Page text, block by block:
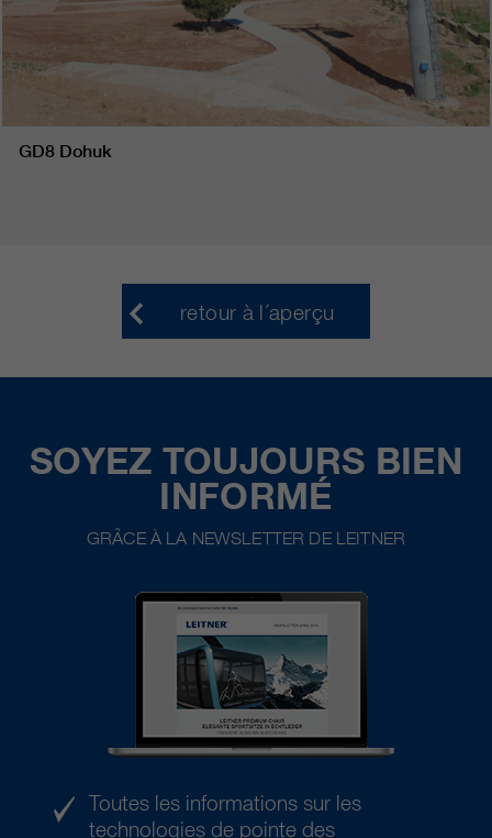
GD8 Dohuk
retour à l´aperçu
SOYEZ TOUJOURS BIEN
INFORMÉ
GRÂCE À LA NEWSLETTER DE LEITNER
Toutes les informations sur les
technologies de pointe des